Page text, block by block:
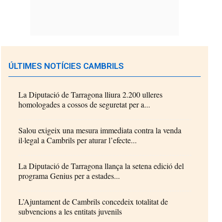
ÚLTIMES NOTÍCIES CAMBRILS
La Diputació de Tarragona lliura 2.200 ulleres
homologades a cossos de seguretat per a...
Salou exigeix una mesura immediata contra la venda
il·legal a Cambrils per aturar l’efecte...
La Diputació de Tarragona llança la setena edició del
programa Genius per a estades...
L’Ajuntament de Cambrils concedeix totalitat de
subvencions a les entitats juvenils